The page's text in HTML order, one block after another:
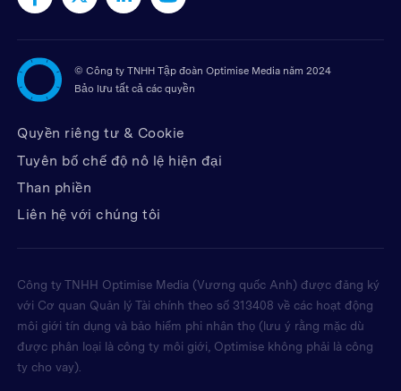
© Công ty TNHH Tập đoàn Optimise Media năm 2024
Bảo lưu tất cả các quyền
Quyền riêng tư & Cookie
Tuyên bố chế độ nô lệ hiện đại
Than phiền
Liên hệ với chúng tôi
Công ty TNHH Optimise Media (Vương quốc Anh) được đăng ký
với Cơ quan Quản lý Tài chính theo số 313408 về các hoạt động
môi giới tín dụng và bảo hiểm phi nhân thọ (lưu ý rằng mặc dù
được phân loại là công ty môi giới, Optimise không phải là công
ty cho vay).